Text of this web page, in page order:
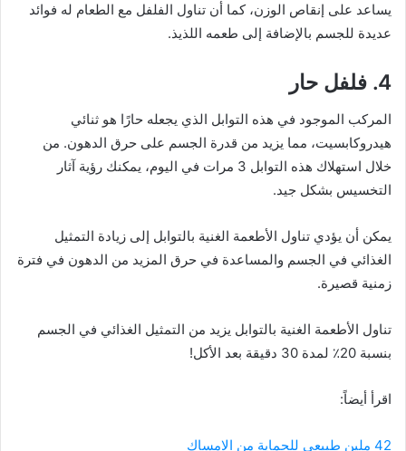
يساعد على إنقاص الوزن، كما أن تناول الفلفل مع الطعام له فوائد
عديدة للجسم بالإضافة إلى طعمه اللذيذ.
4. فلفل حار
المركب الموجود في هذه التوابل الذي يجعله حارًا هو ثنائي
هيدروكابسيت، مما يزيد من قدرة الجسم على حرق الدهون. من
خلال استهلاك هذه التوابل 3 مرات في اليوم، يمكنك رؤية آثار
التخسيس بشكل جيد.
يمكن أن يؤدي تناول الأطعمة الغنية بالتوابل إلى زيادة التمثيل
الغذائي في الجسم والمساعدة في حرق المزيد من الدهون في فترة
زمنية قصيرة.
تناول الأطعمة الغنية بالتوابل يزيد من التمثيل الغذائي في الجسم
بنسبة 20٪ لمدة 30 دقيقة بعد الأكل!
اقرأ أيضاً:
42 ملين طبيعي للحماية من الامساك